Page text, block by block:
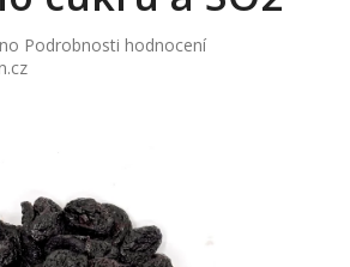
Podrobnosti hodnocení